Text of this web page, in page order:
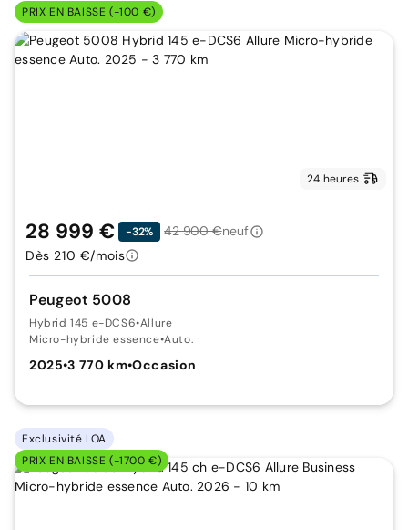
PRIX EN BAISSE (-100 €)
24 heures
Peugeot 5008
Hybrid 145 e-DCS6•Allure
Micro-hybride essence•Auto.
2025•3 770 km•Occasion
28 999 € -32% 42 900 €neuf
Dès 210 €/mois
Exclusivité LOA
PRIX EN BAISSE (-1700 €)